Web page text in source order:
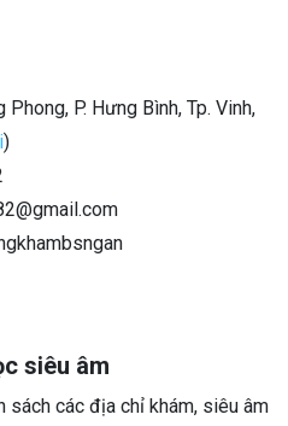
P. Hưng Bình, Tp. Vinh,
)
siêu âm
sách các địa chỉ khám, siêu âm